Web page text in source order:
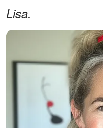
Lisa.